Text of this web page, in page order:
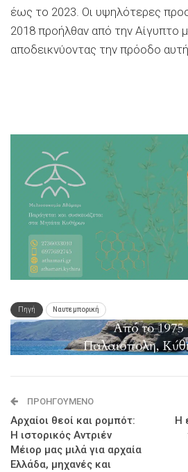
έως το 2023. Οι υψηλότερες
2018 προήλθαν από την Αίγυπτο
αποδεικνύοντας την πρόοδο
Πηγή Ναυτεμπορική
ΠΡΟΗΓΟΎΜΕΝΟ
Αρχαίοι θεοί και ρομπότ:
Η ιστορικός Αντριέν
Μέιορ μας μιλά για αρχαία
Ελλάδα, μηχανές και
Η